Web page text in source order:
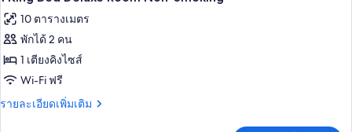
ภาพถ่าย
ทั้งหมด
ของ
1
King
10 ตารางเมตร
พักได้ 2 คน
1 เตียงคิงไซส์
Wi-Fi ฟรี
รายละเอียดเพิ่มเติม
ราย